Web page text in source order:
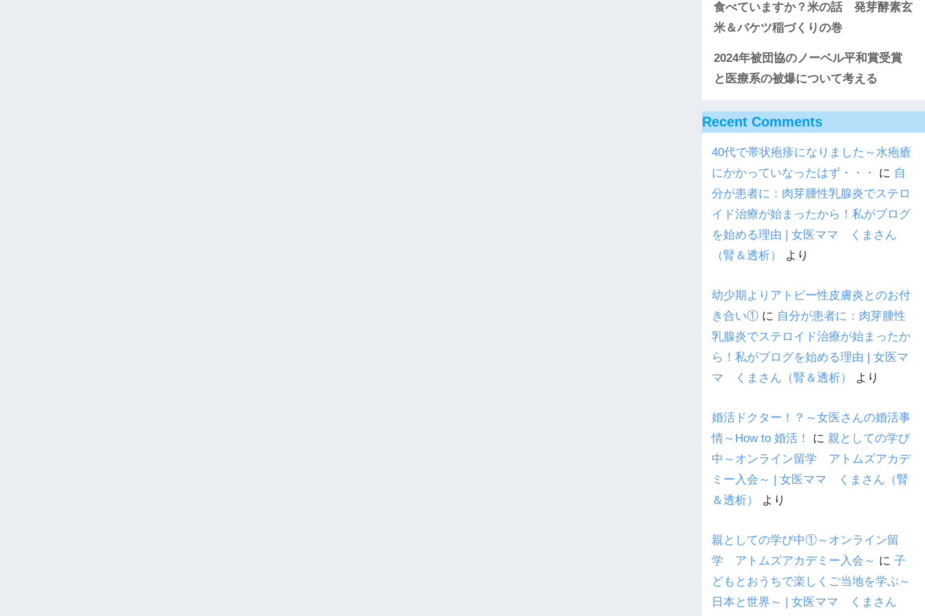
食べていますか？米の話 発芽酵素玄
米＆バケツ稲づくりの巻
2024年被団協のノーベル平和賞受賞
と医療系の被爆について考える
Recent Comments
40代で帯状疱疹になりました～水疱瘡
にかかっていなったはず・・・
に 自
分が患者に：肉芽腫性乳腺炎でステロ
イド治療が始まったから！私がブログ
を始める理由 | 女医ママ くまさん
（腎＆透析）
より
幼少期よりアトピー性皮膚炎とのお付
き合い① に 自分が患者に：肉芽腫性
乳腺炎でステロイド治療が始まったか
ら！私がブログを始める理由 | 女医マ
マ くまさん（腎＆透析）
より
婚活ドクター！？～女医さんの婚活事
情～How to 婚活！
に 親としての学び
中～オンライン留学 アトムズアカデ
ミー入会～ | 女医ママ くまさん（腎
＆透析）
より
親としての学び中①～オンライン留
学 アトムズアカデミー入会～ に 子
どもとおうちで楽しくご当地を学ぶ～
日本と世界～ | 女医ママ くまさん